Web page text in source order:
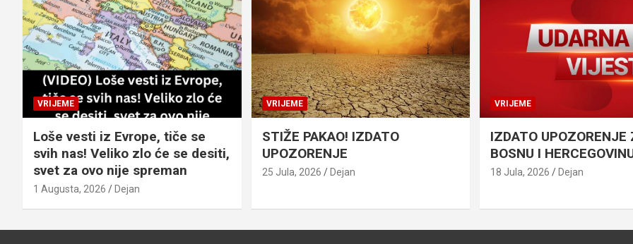
VRIJEME
Loše vesti iz Evrope, tiče se
svih nas! Veliko zlo će se desiti,
svet za ovo nije spreman
1 Augusta, 2026 Dejan
VRIJEME
STIŽE PAKAO! IZDATO
UPOZORENJE
25 Jula, 2026 Dejan
VRIJEME
IZDATO UPOZORENJE
BOSNU I
18 Jula, 2026 Dejan